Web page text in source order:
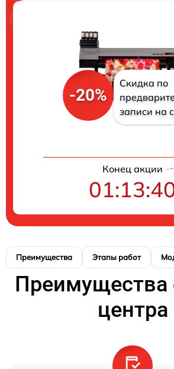
-20%
Скидка по
записи на
Конец акции
Преимущества Этапы работ
Преимущества
центра